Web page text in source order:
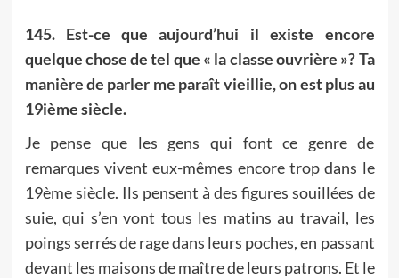
145. Est-ce que aujourd’hui il existe encore
quelque chose de tel que « la classe ouvrière »? Ta
manière de parler me paraît vieillie, on est plus au
19ième siècle.
Je pense que les gens qui font ce genre de
remarques vivent eux-mêmes encore trop dans le
19ème siècle. Ils pensent à des figures souillées de
suie, qui s’en vont tous les matins au travail, les
poings serrés de rage dans leurs poches, en passant
devant les maisons de maître de leurs patrons. Et le